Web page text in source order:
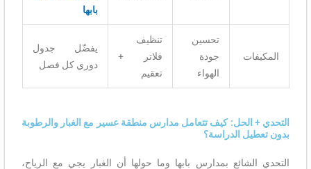
بابها
المكيفات
تحسين
جودة
الهواء
تنظيف
فلاتر +
تعقيم
يفضّل جدول
دوري كل فصل
التحدي + الحل: كيف تتعامل مدارس منطقة عسير مع الغبار والرطوبة
بدون تعطيل الدراسة؟
التحدي الشائع بمدارس بابها وما حولها أن الغبار يجي مع الرياح،